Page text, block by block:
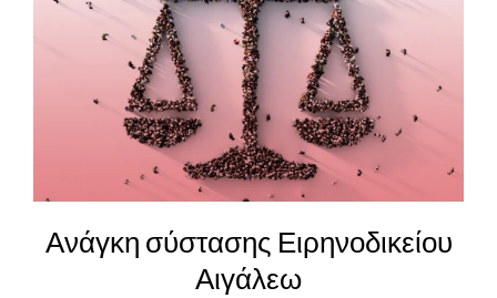
Ανάγκη σύστασης Ειρηνοδικείου
Αιγάλεω